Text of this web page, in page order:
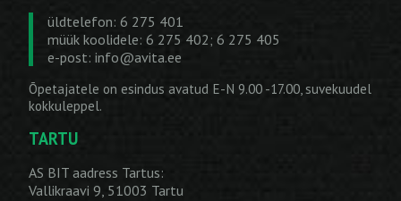
üldtelefon: 6 275 401
müük koolidele: 6 275 402; 6 275 405
e-post: info@avita.ee
Õpetajatele on esindus avatud E-N 9.00 -17.00, suvekuudel
kokkuleppel.
TARTU
AS BIT aadress Tartus:
Vallikraavi 9, 51003 Tartu